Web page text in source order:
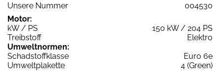
Unsere Nummer
004530
Motor:
kW / PS
150 kW / 204 PS
Treibstoff
Elektro
Umweltnormen:
Schadstoffklasse
Euro 6e
Umweltplakette
4 (Green)